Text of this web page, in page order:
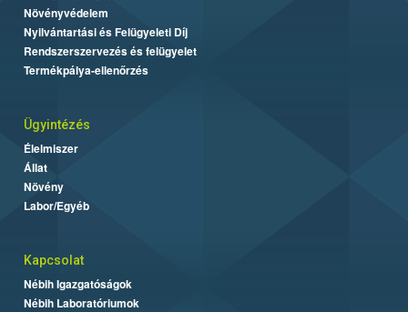
Növényvédelem
Nyilvántartási és Felügyeleti Díj
Rendszerszervezés és felügyelet
Termékpálya-ellenőrzés
Ügyintézés
Élelmiszer
Állat
Növény
Labor/Egyéb
Kapcsolat
Nébih Igazgatóságok
Nébih Laboratóriumok